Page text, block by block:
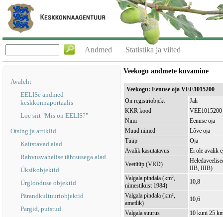
Andmed Statistika ja viited
Avaleht
EELISe andmed
keskkonnaportaalis
Loe siit "Mis on EELIS?"
Otsing ja artiklid
Kaitstavad alad
Rahvusvahelise tähtsusega alad
Üksikobjektid
Ürglooduse objektid
Pärandkultuuriobjektid
Pargid, puistud
Veekogu andmete kuvamine
Veekogu: Eenuse oja VEE1015200
On registriobjekt
Jah
KKR kood
VEE1015200
Nimi
Eenuse oja
Muud nimed
Lõve oja
Tüüp
Oja
Avalik kasutatavus
Ei ole avalik
Veetüüp (VRD)
IIB, IIIB)
Valgala pindala (km²,
nimestikust 1984)
10,8
Valgala pindala (km²,
ametlik)
10,6
Valgala suurus
10 kuni 25